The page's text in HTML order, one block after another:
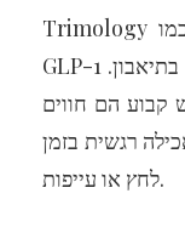
Trimology מסייע בוויסות הורמוני רעב ושובע כמו
GLP-1 וגרלין, ובכך תומך בשליטה טובה יותר בתיאבון.
קבוע הם חווים
רגשית בזמן
לחץ או עייפות.